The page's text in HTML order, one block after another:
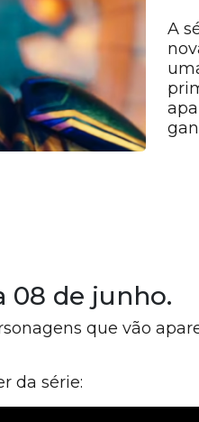
A
08 de junho.
que vão
da série: